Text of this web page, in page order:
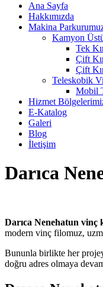
Ana Sayfa
Hakkımızda
Makina
Kamyon
Tek
Çift
Çift
Teleskobik
Mobil
Hizmet
E-Katalog
Galeri
Blog
İletişim
Darıca
Darıca Nenehatun vinç
modern vinç filomuz,
Bununla birlikte her
doğru adres olmaya